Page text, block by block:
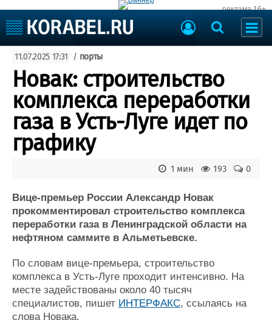
реклама 16+
Судоходство
Судоремонт
События
Порты
ВМФ
Образование
Яхты и катера
Еще
Пульс
Новости
Компании
Репутация
Крюинг
Журнал
Реклама
Доска объявлений
Продажа флота
Оборудование
Изделия
Услуги
11.07.2025 17:31 / порты
Новак: строительство
комплекса переработки
газа в Усть-Луге идет по
графику
0
193
1 мин
Вице-премьер России Александр Новак
прокомментировал строительство комплекса
переработки газа в Ленинградской области на
нефтяном саммите в Альметьевске.
По словам вице-премьера, строительство
комплекса в Усть-Луге проходит интенсивно. На
месте задействованы около 40 тысяч
специалистов, пишет ИНТЕРФАКС, ссылаясь на
слова Новака.